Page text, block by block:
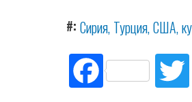
# Сирия Турция США
Fac
ebo